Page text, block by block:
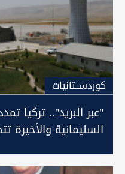
كوردســتانيات
"عبر البريد".. تركيا
السليمانية والأخيرة